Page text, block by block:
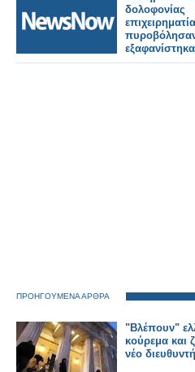
δολοφονίας
ΠΡΟΗΓΟΥΜΕΝΑ ΑΡΘΡΑ
"Βλέπουν"
κούρεμα και
νέο